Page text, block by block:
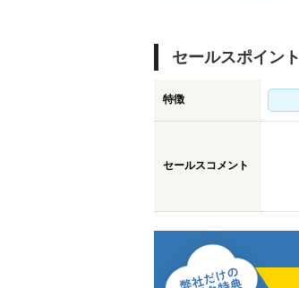
セールスポイント
特徴
セールスコメント